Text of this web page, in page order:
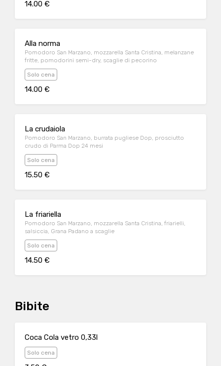
14.00 €
Alla norma
Pomodoro San Marzano, mozzarella Santa Cristina, melanzane
fritte, pomodorini semi-dry, scaglie di pecorino
Solo cena
14.00 €
La crudaiola
Pomodoro San Marzano, burrata pugliese Dop, prosciutto
crudo di Parma Dop 24 mesi
Solo cena
15.50 €
La friariella
Pomodoro San Marzano, mozzarella Santa Cristina, friarielli,
salsiccia, Grana Padano a scaglie
Solo cena
14.50 €
Bibite
Coca Cola vetro 0,33l
Solo cena